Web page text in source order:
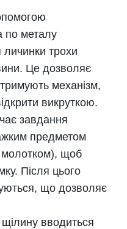
по металу
личинки трохи
Це дозволяє
механізм,
викруткою.
завдання
предметом
молотком), щоб
Після цього
що дозволяє
вводиться